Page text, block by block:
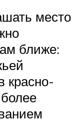
место
ближе:
красно-